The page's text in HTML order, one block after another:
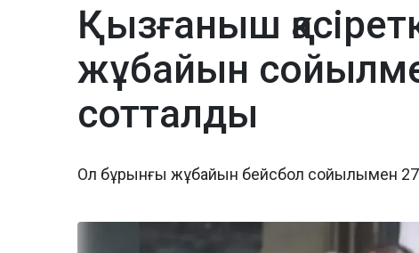
Қызғаныш
жұбайын
сотталды
Ол бұрынғы жұбайын бейсбол сойылымен 27